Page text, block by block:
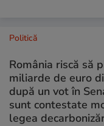
Politică
România riscă să
miliarde de euro
după un vot în
sunt contestate
legea